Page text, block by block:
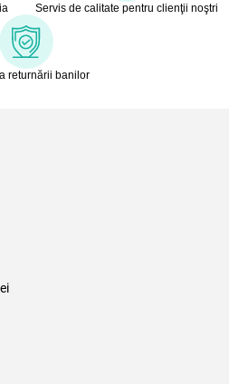
Servis de calitate pentru clienţii noştri
returnării banilor